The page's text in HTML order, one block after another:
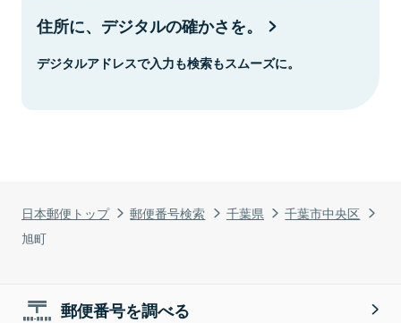
日本郵便トップ 郵便番号検索 千葉県
千葉市中央区
旭町
住所に、デジタルの確かさを。
デジタルアドレスで入力も検索もスムーズに。
郵便番号を調べる